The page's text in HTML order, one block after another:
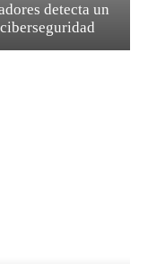
detecta un